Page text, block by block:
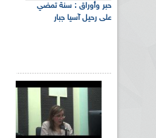
حبر وأوراق : سنة تمضي
على رحيل آسيا جبار